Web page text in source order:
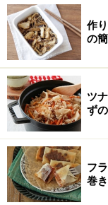
作
の
ツ
ず
フ
巻き